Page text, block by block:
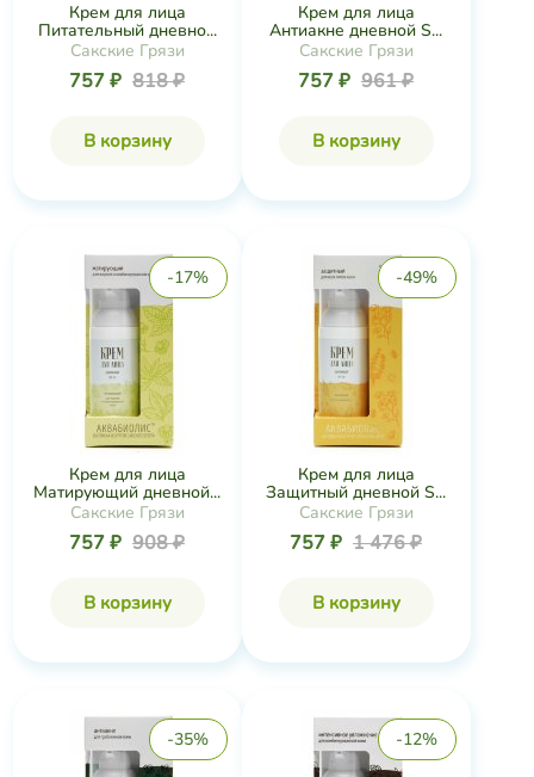
Крем для лица
Питательный дневно...
Сакские Грязи
757 ₽ 818 ₽
В корзину
Крем для лица
Антиакне дневной S...
Сакские Грязи
757 ₽ 961 ₽
В корзину
-17%
Крем для лица
Матирующий дневной...
Сакские Грязи
757 ₽ 908 ₽
В корзину
-49%
Крем для лица
Защитный дневной S...
Сакские Грязи
757 ₽ 1 476 ₽
В корзину
-35% -12%